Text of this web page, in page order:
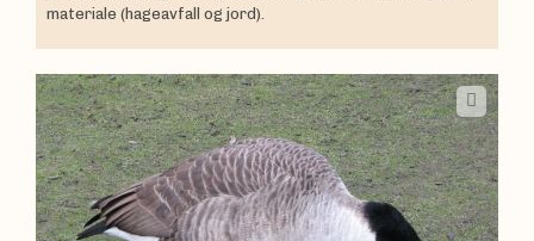
materiale (hageavfall og jord).